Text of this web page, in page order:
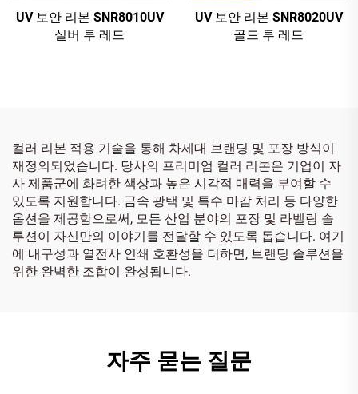
UV 보안 리본 SNR8010UV
실버 투 레드
UV 보안 리본 SNR8020UV
골드 투 레드
컬러 리본 적용 기술을 통해 차세대 브랜딩 및 포장 방식이
재정의되었습니다. 당사의 프리미엄 컬러 리본은 기업이 자
사 제품군에 화려한 색상과 높은 시각적 매력을 부여할 수
있도록 지원합니다. 금속 광택 및 특수 마감 처리 등 다양한
옵션을 제공함으로써, 모든 산업 분야의 포장 및 라벨링 솔
루션이 자신만의 이야기를 전달할 수 있도록 돕습니다. 여기
에 내구성과 열전사 인쇄 호환성을 더하면, 브랜딩 솔루션을
위한 완벽한 조합이 완성됩니다.
자주 묻는 질문